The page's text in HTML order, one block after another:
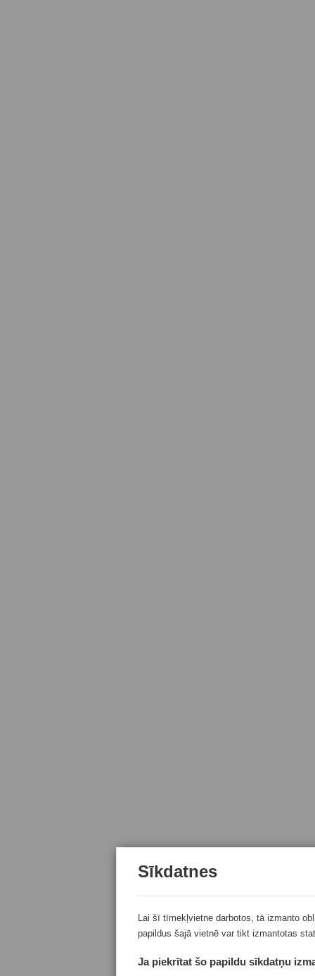
Sīkdatnes
Lai šī tīmekļvietne darbotos, tā izmanto
papildus šajā vietnē var tikt izmantotas
Ja piekrītat šo papildu sīkdatņu